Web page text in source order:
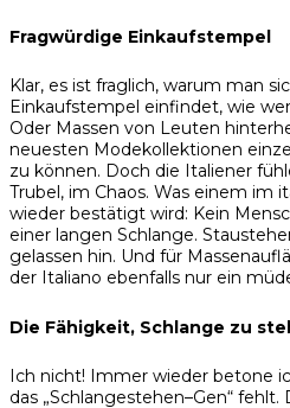
Fragwürdige Einkaufstempel
Klar, es ist fraglich, warum man
Einkaufstempel einfindet, wie
Oder Massen von Leuten
neuesten Modekollektionen
zu können. Doch die Italiener
Trubel, im Chaos. Was einem im
wieder bestätigt wird: Kein
einer langen Schlange.
gelassen hin. Und für
der Italiano ebenfalls nur ein
Die Fähigkeit, Schlange zu
Ich nicht! Immer wieder betone
das „Schlangestehen–Gen“ fehlt.